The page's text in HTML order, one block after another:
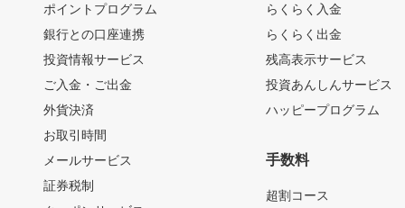
ポイントプログラム
銀行との口座連携
投資情報サービス
ご入金・ご出金
外貨決済
お取引時間
メールサービス
証券税制
らくらく入金
らくらく出金
残高表示サービス
投資あんしんサービス
ハッピープログラム
手数料
超割コース